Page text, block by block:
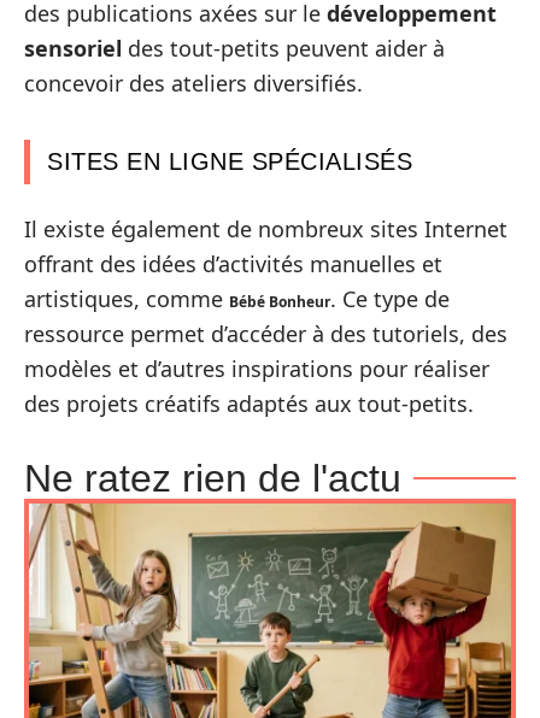
des publications axées sur le développement
sensoriel des tout-petits peuvent aider à
concevoir des ateliers diversifiés.
SITES EN LIGNE SPÉCIALISÉS
Il existe également de nombreux sites Internet
offrant des idées d’activités manuelles et
artistiques, comme Bébé Bonheur. Ce type de
ressource permet d’accéder à des tutoriels, des
modèles et d’autres inspirations pour réaliser
des projets créatifs adaptés aux tout-petits.
Ne ratez rien de l'actu